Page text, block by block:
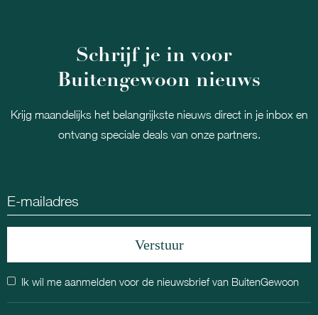
Schrijf je in voor
Buitengewoon nieuws
Krijg maandelijks het belangrijkste nieuws direct in je inbox en
ontvang speciale deals van onze partners.
Ik wil me aanmelden voor de nieuwsbrief van BuitenGewoon